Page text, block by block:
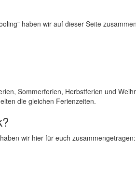
haben wir auf dieser Seite
Sommerferien, Herbstferien und
die gleichen Ferienzeiten.
wir hier für euch zusammengetragen: